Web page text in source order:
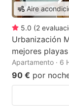
Aire
5.0 (2
Urbanización
mejores
Apartamento · 6
90 € por